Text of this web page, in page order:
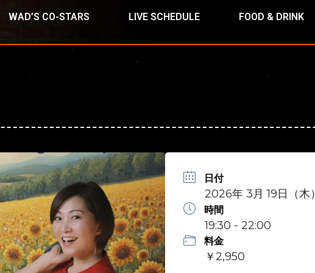
WAD’S CO-STARS LIVE SCHEDULE FOOD & DRINK
日付
2026年 3月 19日（木）
時間
19:30 - 22:00
料金
￥2,950